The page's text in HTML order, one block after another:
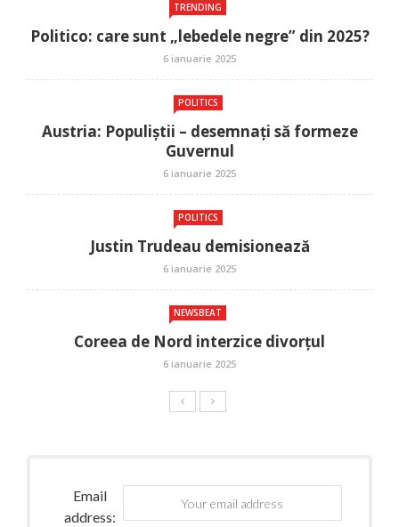
TRENDING
Politico: care sunt „lebedele negre” din 2025?
6 ianuarie 2025
POLITICS
Austria: Populiștii – desemnați să formeze
Guvernul
6 ianuarie 2025
POLITICS
Justin Trudeau demisionează
6 ianuarie 2025
NEWSBEAT
Coreea de Nord interzice divorțul
6 ianuarie 2025
Email
address: